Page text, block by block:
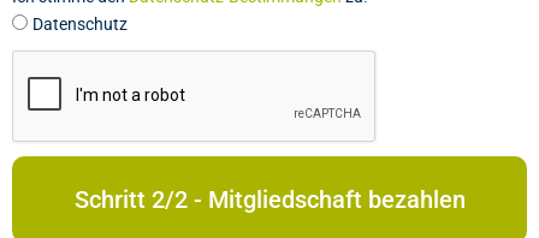
Datenschutz
Schritt 2/2 - Mitgliedschaft bezahlen